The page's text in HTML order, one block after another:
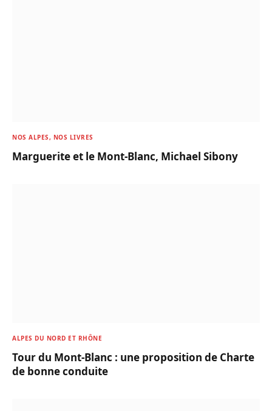
NOS ALPES, NOS LIVRES
Marguerite et le Mont-Blanc, Michael Sibony
ALPES DU NORD ET RHÔNE
Tour du Mont-Blanc : une proposition de Charte
de bonne conduite